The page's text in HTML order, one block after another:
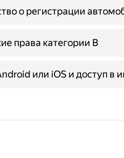
о регистрации
права категории B
или iOS и доступ в